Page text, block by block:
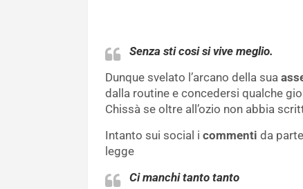
Senza sti cosi si vive meglio.
Dunque svelato l’arcano della sua
dalla routine e concedersi qualche
Chissà se oltre all’ozio non abbia
Intanto sui social i commenti da
legge
Ci manchi tanto tanto